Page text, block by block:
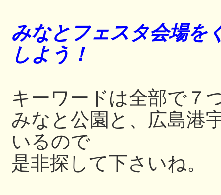
みなとフェスタ会場を
しよう！
キーワードは全部
みなと公園と、広島港
いるので
是非探して下さいね。